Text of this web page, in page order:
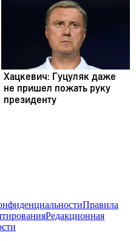
Правила
Редакционная